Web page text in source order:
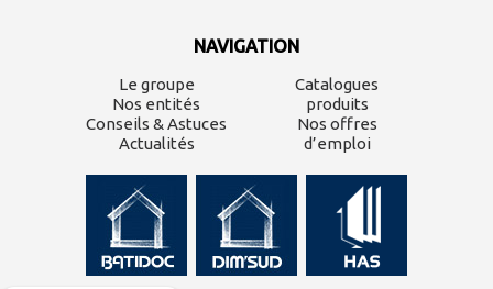
NAVIGATION
Le groupe
Nos entités
Conseils & Astuces
Actualités
Catalogues
produits
Nos offres
d’emploi